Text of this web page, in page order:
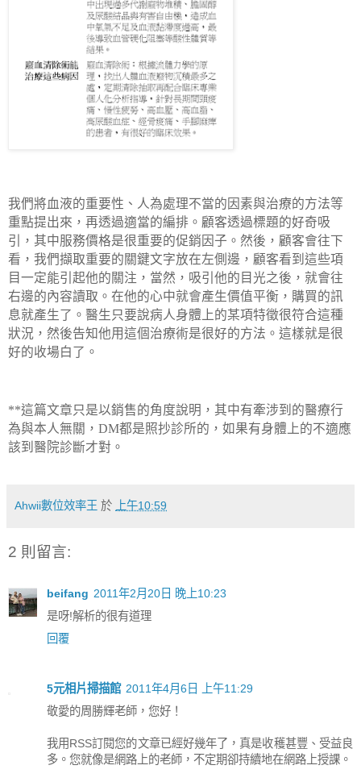
我們將血液的重要性、人為處理不當的因素與治療的方法等
重點提出來，再透過適當的編排。顧客透過標題的好奇吸
引，其中服務價格是很重要的促銷因子。然後，顧客會往下
看，我們擷取重要的關鍵文字放在左側邊，顧客看到這些項
目一定能引起他的關注，當然，吸引他的目光之後，就會往
右邊的內容讀取。在他的心中就會產生價值平衡，購買的訊
息就產生了。醫生只要說病人身體上的某項特徵很符合這種
狀況，然後告知他用這個治療術是很好的方法。這樣就是很
好的收場白了。
**這篇文章只是以銷售的角度說明，其中有牽涉到的醫療行
為與本人無關， DM都是照抄診所的，如果有身體上的不適應
該到醫院診斷才對。
Ahwii數位效率王 於 上午10:59
2 則留言:
beifang 2011年2月20日 晚上10:23
是呀!解析的很有道理
回覆
5元相片掃描館 2011年4月6日 上午11:29
敬愛的周勝輝老師，您好！
我用RSS訂閱您的文章已經好幾年了，真是收穫甚豐、受益良
多。您就像是網路上的老師，不定期卻持續地在網路上授課。